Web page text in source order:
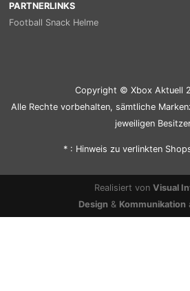
PARTNERLINKS
Football Snack Helme
Copyright © Xbox Aktuell
Alle Rechte vorbehalten, sämtliche
jeweiligen
* : Hinweis zu verlinkten
Realisiert von Visual
Design & Kommunikation